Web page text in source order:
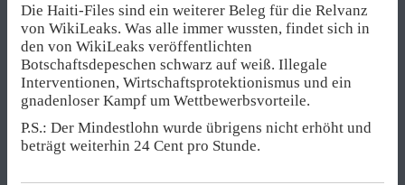
Die Haiti-Files sind ein weiterer Beleg für die Relvanz
von WikiLeaks. Was alle immer wussten, findet sich in
den von WikiLeaks veröffentlichten
Botschaftsdepeschen schwarz auf weiß. Illegale
Interventionen, Wirtschaftsprotektionismus und ein
gnadenloser Kampf um Wettbewerbsvorteile.
P.S.: Der Mindestlohn wurde übrigens nicht erhöht und
beträgt weiterhin 24 Cent pro Stunde.